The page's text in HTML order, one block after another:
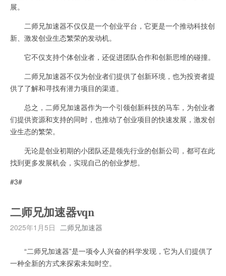
展。
二师兄加速器不仅仅是一个创业平台，它更是一个推动科技创
新、激发创业生态繁荣的发动机。
它不仅支持个体创业者，还促进团队合作和创新思维的碰撞。
二师兄加速器不仅为创业者们提供了创新环境，也为投资者提
供了了解和寻找有潜力项目的渠道。
总之，二师兄加速器作为一个引领创新科技的马车，为创业者
们提供资源和支持的同时，也推动了创业项目的快速发展，激发创
业生态的繁荣。
无论是创业初期的小团队还是领先行业的创新公司，都可在此
找到更多发展机会，实现自己的创业梦想。
#3#
二师兄加速器vqn
2025年1月5日 二师兄加速器
“二师兄加速器”是一项令人兴奋的科学发现，它为人们提供了
一种全新的方式来探索未知时空。